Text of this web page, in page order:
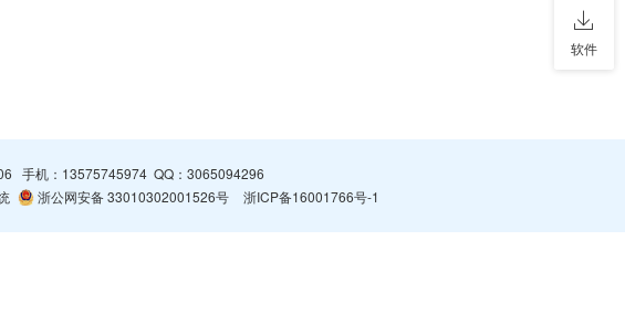
手机： 13575745974QQ： 3065094296
浙公网安备 33010302001526号 浙ICP备16001766号-1
软件